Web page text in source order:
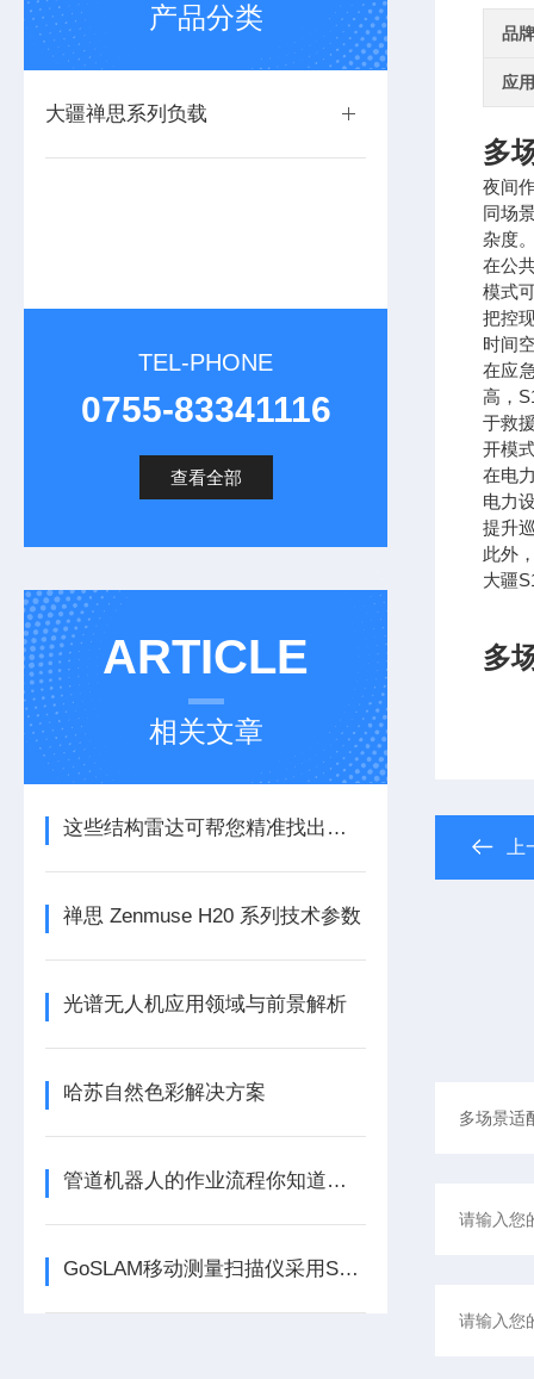
产品分类
大疆禅思系列负载
TEL-PHONE
0755-83341116
查看全部
ARTICLE
相关文章
这些结构雷达可帮您精准找出预制桥梁波纹管位置
禅思 Zenmuse H20 系列技术参数
光谱无人机应用领域与前景解析
哈苏自然色彩解决方案
管道机器人的作业流程你知道吗？
GoSLAM移动测量扫描仪采用SLAM技术定位建图
品牌
应
多
夜间
同场
杂度
在公
模式
把控
时间
在应
高，
于救
开模
在电
电力
提升
此外
大疆
多